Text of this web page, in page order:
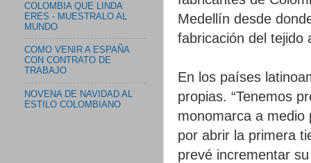
Medellín desde
fabricación del tejido
En los países
propias. “Tenemos
monomarca a medio
por abrir la primera
prevé incrementar
COLOMBIA QUE LINDA
ERES - MUESTRALO AL
MUNDO
COMO VENIR A ESPAÑA
CON CONTRATO DE
TRABAJO
NOVENA DE NAVIDAD AL
ESTILO COLOMBIANO